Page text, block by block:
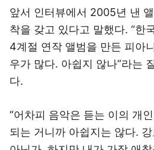
앞서 인터뷰에서 2005년 낸 앨
착을 갖고 있다고 말했다. “한
4계절 연작 앨범을 만든 피아
우가 많다. 아쉽지 않나”라는
다.
“어차피 음악은 듣는 이의 개
되는 거니까 아쉽지는 않다.